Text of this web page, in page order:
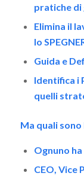
pratiche
Elimina il
lo
Guida e
Identifica i
quelli
Ma quali sono
Ognuno
CEO, Vice